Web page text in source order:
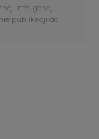
inteligencji.
publikacji do